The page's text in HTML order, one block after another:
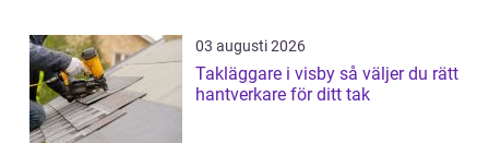
03 augusti 2026
Takläggare i visby så väljer du rätt
hantverkare för ditt tak